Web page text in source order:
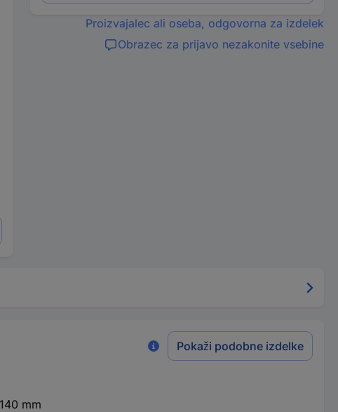
Proizvajalec ali oseba, odgovorna za izdelek
Obrazec za prijavo nezakonite vsebine
Pokaži podobne izdelke
mm